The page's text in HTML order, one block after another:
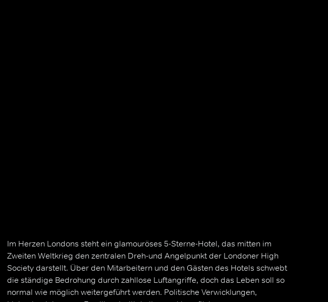
Im Herzen Londons steht ein glamouröses 5-Sterne-Hotel, das mitten im
Zweiten Weltkrieg den zentralen Dreh-und Angelpunkt der Londoner High
Society darstellt. Über den Mitarbeitern und den Gästen des Hotels schwebt
die ständige Bedrohung durch zahllose Luftangriffe, doch das Leben soll so
normal wie möglich weitergeführt werden. Politische Verwicklungen,